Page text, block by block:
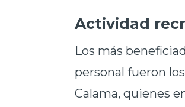
Actividad
Los más
personal fueron
Calama, quienes